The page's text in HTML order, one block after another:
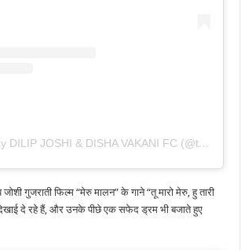
A post shared by DILIP JOSHI & DISHA VAKANI FC (@teamdiship)
गुजराती फिल्म “मेरु मालन” के गाने “तू मारो मेरु, हु तारी
दे रहे हैं, और उनके पीछे एक सफेद ड्रम भी बजाते हुए